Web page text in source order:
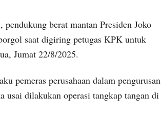
berat mantan Presiden Joko
saat digiring petugas KPK untuk
Jumat 22/8/2025.
pemeras perusahaan dalam pengurusan
usai dilakukan operasi tangkap tangan di